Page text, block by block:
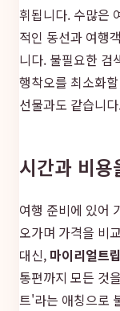
휘됩니다. 수많은
적인 동선과 여행
니다. 불필요한 검
행착오를 최소화
선물과도 같습니
시간과 비
여행 준비에 있어
오가며 가격을 비
대신, 마이리얼트립
통편까지 모든 것
트'라는 애칭으로